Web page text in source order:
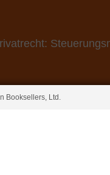
Booksellers, Ltd.